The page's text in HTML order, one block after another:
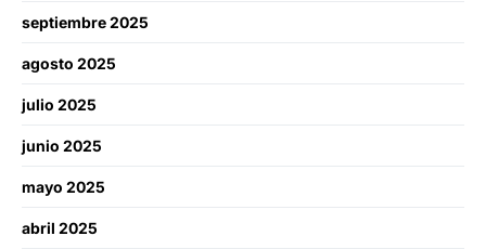
septiembre 2025
agosto 2025
julio 2025
junio 2025
mayo 2025
abril 2025